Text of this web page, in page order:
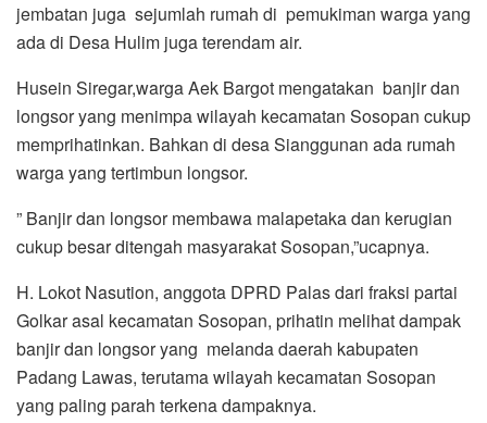
jembatan juga sejumlah rumah di pemukiman warga yang
ada di Desa Hulim juga terendam air.
Husein Siregar,warga Aek Bargot mengatakan banjir dan
longsor yang menimpa wilayah kecamatan Sosopan cukup
memprihatinkan. Bahkan di desa Sianggunan ada rumah
warga yang tertimbun longsor.
” Banjir dan longsor membawa malapetaka dan kerugian
cukup besar ditengah masyarakat Sosopan,”ucapnya.
H. Lokot Nasution, anggota DPRD Palas dari fraksi partai
Golkar asal kecamatan Sosopan, prihatin melihat dampak
banjir dan longsor yang melanda daerah kabupaten
Padang Lawas, terutama wilayah kecamatan Sosopan
yang paling parah terkena dampaknya.